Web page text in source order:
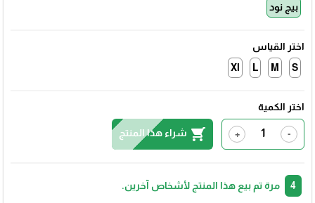
بيج نود
اختر القياس
S
M
L
Xl
اختر الكمية
-
+
shopping_cart شراء هذا المنتج
مرة تم بيع هذا المنتج لأشخاص آخرين.